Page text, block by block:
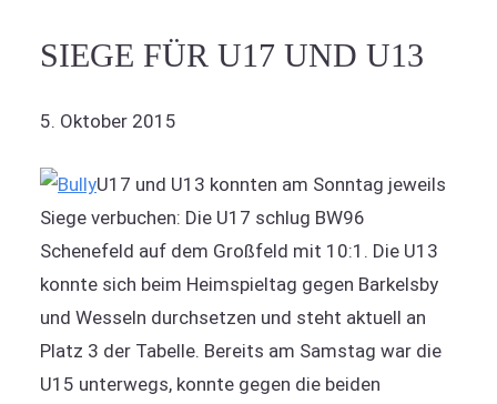
SIEGE FÜR U17 UND U13
5. Oktober 2015
U17 und U13 konnten am Sonntag jeweils
Siege verbuchen: Die U17 schlug BW96
Schenefeld auf dem Großfeld mit 10:1. Die U13
konnte sich beim Heimspieltag gegen Barkelsby
und Wesseln durchsetzen und steht aktuell an
Platz 3 der Tabelle. Bereits am Samstag war die
U15 unterwegs, konnte gegen die beiden